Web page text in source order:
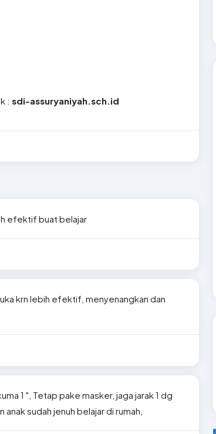
:sdi-assuryaniyah.sch.id
efektif buat belajar
krn lebih efektif, menyenangkan dan
1 ", Tetap pake masker, jaga jarak 1 dg
sudah jenuh belajar di rumah,